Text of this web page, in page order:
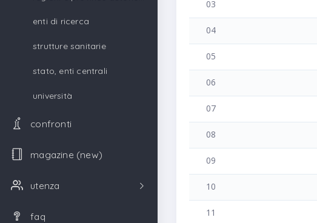
enti di ricerca
strutture sanitarie
stato, enti centrali
università
confronti
magazine (new)
utenza
faq
03
04
05
06
07
08
09
10
11